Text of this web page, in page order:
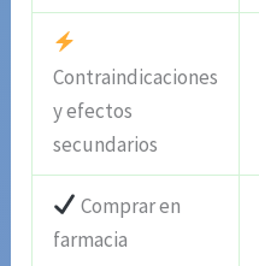
Contraindicaciones
y efectos
secundarios
Comprar en
farmacia